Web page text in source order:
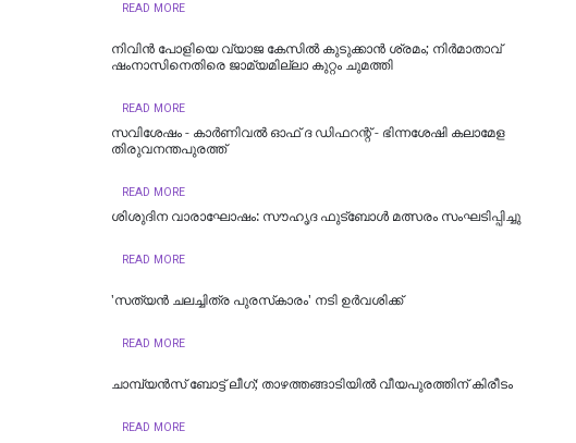
READ MORE
നിവിൻ പോളിയെ വ്യാജ കേസിൽ കുടുക്കാൻ ശ്രമം; നിർമാതാവ്
ഷംനാസിനെതിരെ ജാമ്യമില്ലാ കുറ്റം ചുമത്തി
READ MORE
സവിശേഷം - കാർണിവൽ ഓഫ് ദ ഡിഫറന്റ് - ഭിന്നശേഷി കലാമേള
തിരുവനന്തപുരത്ത്
READ MORE
ശിശുദിന വാരാഘോഷം: സൗഹൃദ ഫുട്ബോൾ മത്സരം സംഘടിപ്പിച്ചു
READ MORE
'സത്യൻ ചലച്ചിത്ര പുരസ്‌കാരം' നടി ഉർവശിക്ക്
READ MORE
ചാമ്പ്യൻസ് ബോട്ട് ലീഗ്; താഴത്തങ്ങാടിയിൽ വീയപുരത്തിന് കിരീടം
READ MORE